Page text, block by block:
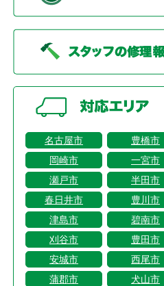
名古屋市
豊橋市
岡崎市
一宮市
瀬戸市
半田市
春日井市
豊川市
津島市
碧南市
刈谷市
豊田市
安城市
西尾市
蒲郡市
犬山市